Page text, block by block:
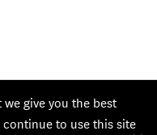
give you the best
to use this site